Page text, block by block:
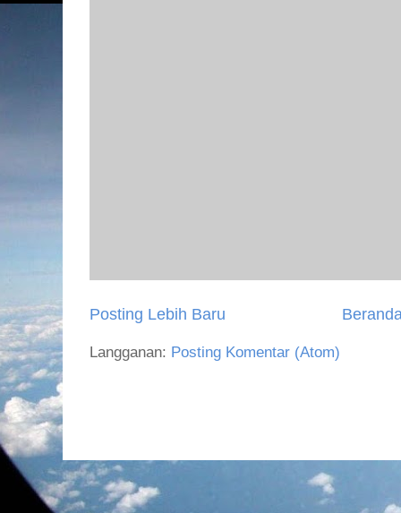
Posting Lebih Baru
Langganan: Posting Komentar (Atom)